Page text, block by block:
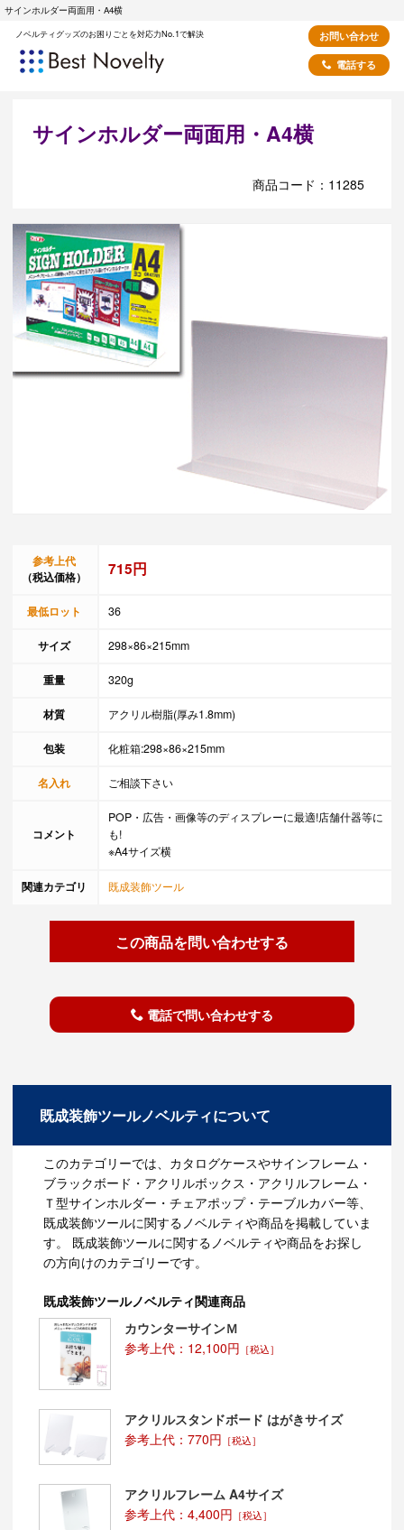
サインホルダー両面用・A4横
ノベルティグッズのお困りごとを対応力No.1で解決
お問い合わせ
電話する
サインホルダー両面用・A4横
商品コード：11285
参考上代
（税込価格）
715円
最低ロット 36
サイズ 298×86×215mm
重量 320g
材質 アクリル樹脂(厚み1.8mm)
包装 化粧箱:298×86×215mm
名入れ ご相談下さい
コメント
POP・広告・画像等のディスプレーに最適!店舗什器等に
も!
※A4サイズ横
関連カテゴリ 既成装飾ツール
この商品を問い合わせする
電話で問い合わせする
既成装飾ツールノベルティについて
このカテゴリーでは、カタログケースやサインフレーム・
ブラックボード・アクリルボックス・アクリルフレーム・
Ｔ型サインホルダー・チェアポップ・テーブルカバー等、
既成装飾ツールに関するノベルティや商品を掲載していま
す。 既成装飾ツールに関するノベルティや商品をお探し
の方向けのカテゴリーです。
既成装飾ツールノベルティ関連商品
カウンターサインＭ
参考上代：12,100円 ［税込］
アクリルスタンドボード はがきサイズ
参考上代：770円 ［税込］
アクリルフレーム A4サイズ
参考上代：4,400円 ［税込］